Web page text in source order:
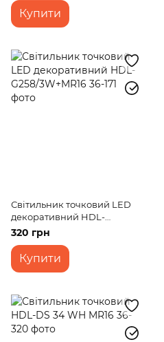
Купити
Світильник точковий LED
декоративний HDL-
G258/3W+MR16
320 грн
Купити